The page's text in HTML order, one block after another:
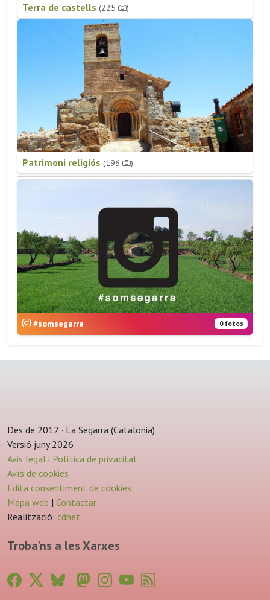
Terra de castells (225 )
Patrimoni religiós (196 )
#somsegarra 0 fotos
Des de 2012 · La Segarra (Catalonia)
Versió juny 2026
Avis legal i Política de privacitat
Avís de cookies
Edita consentiment de cookies
Mapa web | Contactar
Realització: cdnet
Troba'ns a les Xarxes